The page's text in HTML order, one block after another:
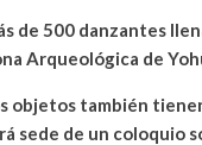
de 500 danzantes
Arqueológica de
objetos también
sede de un coloquio